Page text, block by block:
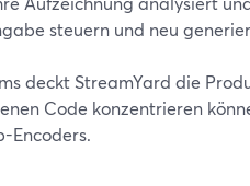
steuern und neu
deckt StreamYard die
Code konzentrieren
Encoders.